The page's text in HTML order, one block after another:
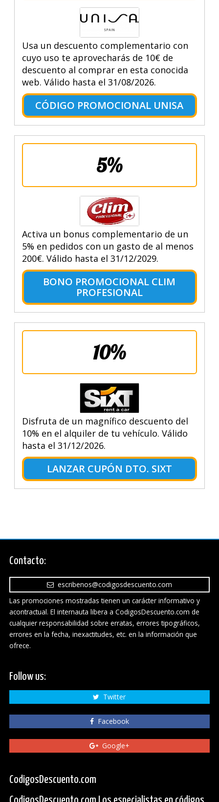
Usa un descuento complementario con
cuyo uso te aprovecharás de 10€ de
descuento al comprar en esta conocida
web. Válido hasta el 31/08/2026.
CÓDIGO PROMOCIONAL UNISA
5%
Activa un bonus complementario de un
5% en pedidos con un gasto de al menos
200€. Válido hasta el 31/12/2029.
BONO PROMOCIONAL CLIM
PROFESIONAL
10%
Disfruta de un magnífico descuento del
10% en el alquiler de tu vehículo. Válido
hasta el 31/12/2026.
LANZAR CUPÓN DTO. SIXT
Contacto:
escribenos@codigosdescuento.com
Las promociones mostradas tienen un carácter informativo y
acontractual. El internauta libera a CodigosDescuento.com de
cualquier responsabilidad sobre erratas, errores tipográficos,
errores en la fecha, inexactitudes, etc. en la información que
ofrece.
Follow us:
Twitter
Facebook
Google+
CodigosDescuento.com